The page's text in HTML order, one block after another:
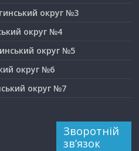
округ №3
округ №4
округ №5
округ №6
округ №7
Зворотній
зв’язок